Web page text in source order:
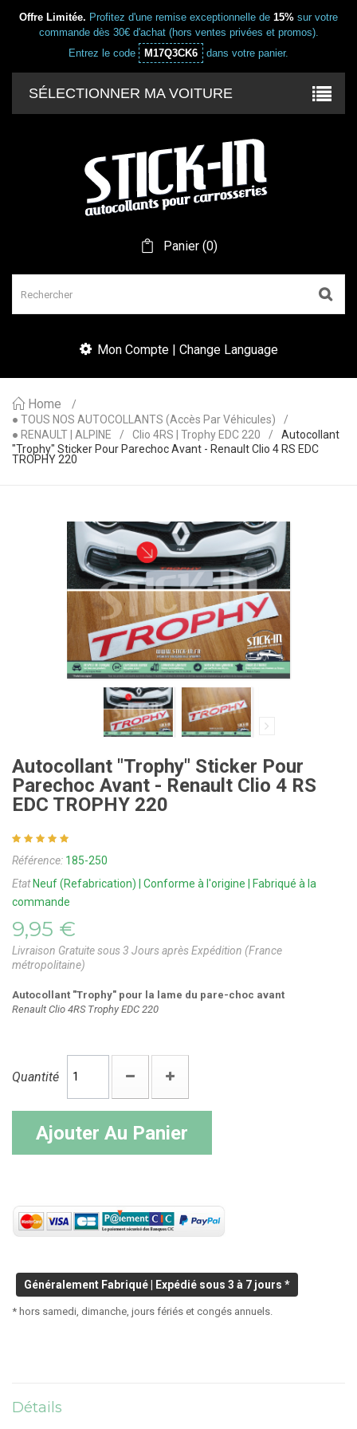
Offre Limitée. Profitez d'une remise exceptionnelle de 15% sur votre
commande dès 30€ d'achat (hors ventes privées et promos).
Entrez le code
M17Q3CK6 dans votre panier.
SÉLECTIONNER MA VOITURE
Panier(0)
Mon Compte | Change Language
Home
● TOUS NOS AUTOCOLLANTS (accès Par Véhicules)
● RENAULT | ALPINE
Clio 4RS | Trophy EDC 220
Autocollant
"Trophy" Sticker Pour Parechoc Avant - Renault Clio 4 RS EDC
TROPHY 220
Autocollant "Trophy" Sticker Pour
Parechoc Avant - Renault Clio 4 RS
EDC TROPHY 220
Référence: 185-250
Etat Neuf (Refabrication) | Conforme à l'origine | Fabriqué à la
commande
9,95 €
Livraison Gratuite sous 3 Jours après Expédition (France
métropolitaine)
Autocollant "Trophy" pour la lame du pare-choc avant
Renault Clio 4RS Trophy EDC 220
Quantité
Ajouter Au Panier
Généralement Fabriqué | Expédié sous 3 à 7 jours *
* hors samedi, dimanche, jours fériés et congés annuels.
Détails